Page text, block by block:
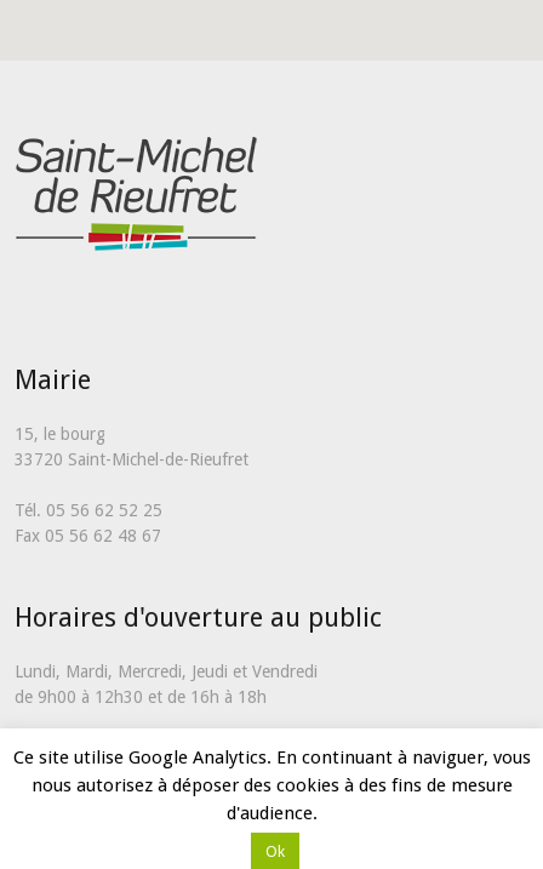
Mairie
15, le bourg
33720 Saint-Michel-de-Rieufret
Tél. 05 56 62 52 25
Fax 05 56 62 48 67
Horaires d'ouverture au public
Lundi, Mardi, Mercredi, Jeudi et Vendredi
de 9h00 à 12h30 et de 16h à 18h
En dehors de ces horaires et uniquement en cas d'urgence, vous
pouvez nous contacter via notre
Ce site utilise Google Analytics. En continuant à naviguer, vous
nous autorisez à déposer des cookies à des fins de mesure
d'audience.
Ok